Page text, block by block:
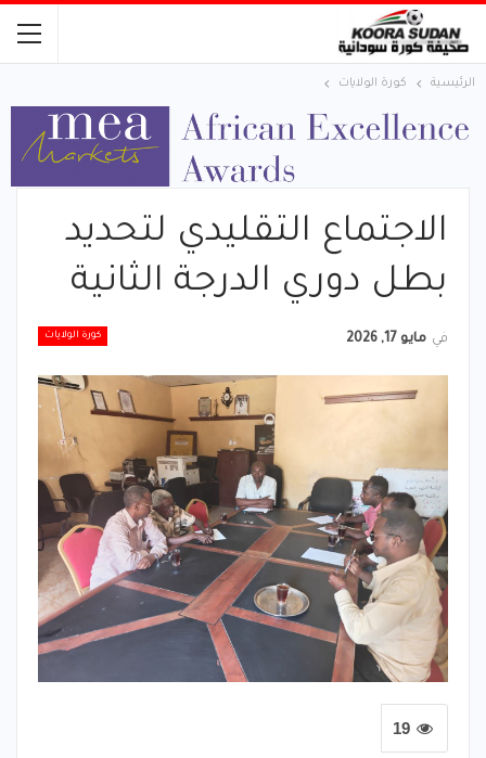
الرئيسية كورة الولايات
الاجتماع التقليدي لتحديد
بطل دوري الدرجة الثانية
كورة الولايات في مايو 17, 2026
19